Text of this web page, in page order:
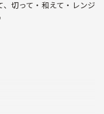
切って・和えて・レンジ